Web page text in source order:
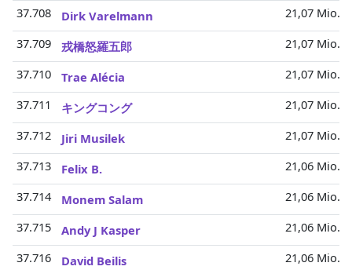
37.708 Dirk Varelmann
21,07 Mio.
37.709
戎橋怒羅五郎
21,07 Mio.
37.710
Trae Alécia
21,07 Mio.
37.711
キングコング
21,07 Mio.
37.712
Jiri Musilek
21,07 Mio.
37.713
Felix B.
21,06 Mio.
37.714
Monem Salam
21,06 Mio.
37.715
Andy J Kasper
21,06 Mio.
37.716
David Beilis
21,06 Mio.